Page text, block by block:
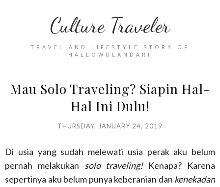
Culture Traveler
TRAVEL AND LIFESTYLE STORY OF
HALLOWULANDARI
Mau Solo Traveling? Siapin Hal-
Hal Ini Dulu!
THURSDAY, JANUARY 24, 2019
Di usia yang sudah melewati usia perak aku belum
pernah melakukan solo traveling! Kenapa? Karena
sepertinya aku belum punya keberanian dan kenekadan